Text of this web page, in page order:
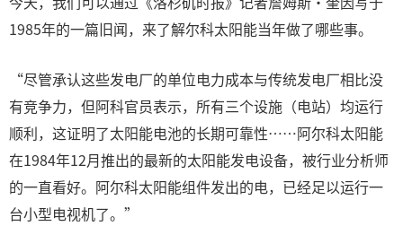
1985年的一篇旧闻，来了解尔科太阳能当年做了哪些事。
“尽管承认这些发电厂的单位电力成本与传统发电厂相比没
有竞争力，但阿科官员表示，所有三个设施（电站）均运行
顺利，这证明了太阳能电池的长期可靠性……阿尔科太阳能
在1984年12月推出的最新的太阳能发电设备，被行业分析师
的一直看好。阿尔科太阳能组件发出的电，已经足以运行一
台小型电视机了。”